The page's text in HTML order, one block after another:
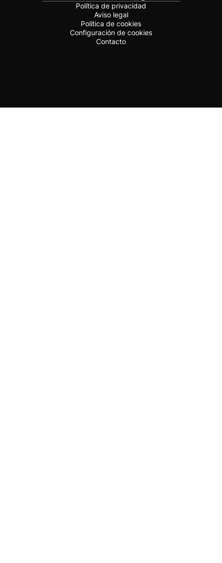
Política de privacidad
Aviso legal
Política de cookies
Configuración de cookies
Contacto